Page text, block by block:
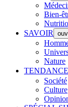
Bien-
SAVOIR
Nature
TENDANCE
Société
Culture